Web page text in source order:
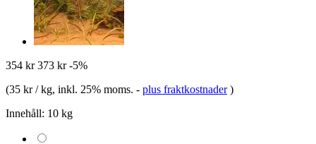
354 kr 373 kr -5%
(35 kr / kg, inkl. 25% moms. - plus fraktkostnader )
Innehåll: 10 kg